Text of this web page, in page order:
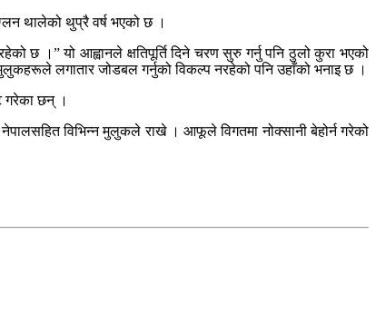
थालेको थुप्रै वर्ष भएको छ ।
छ ।” यो आह्वानले क्षतिपूर्ति दिने चरण सुरु गर्नु पनि ठुलो कुरा भएको
लगातार जोडबल गर्नुको विकल्प नरहेको पनि उहाँको भनाइ छ ।
गरेका छन् ।
विभिन्न मुलुकले राखे । आफूले विगतमा नोक्सानी बेहोर्न गरेको